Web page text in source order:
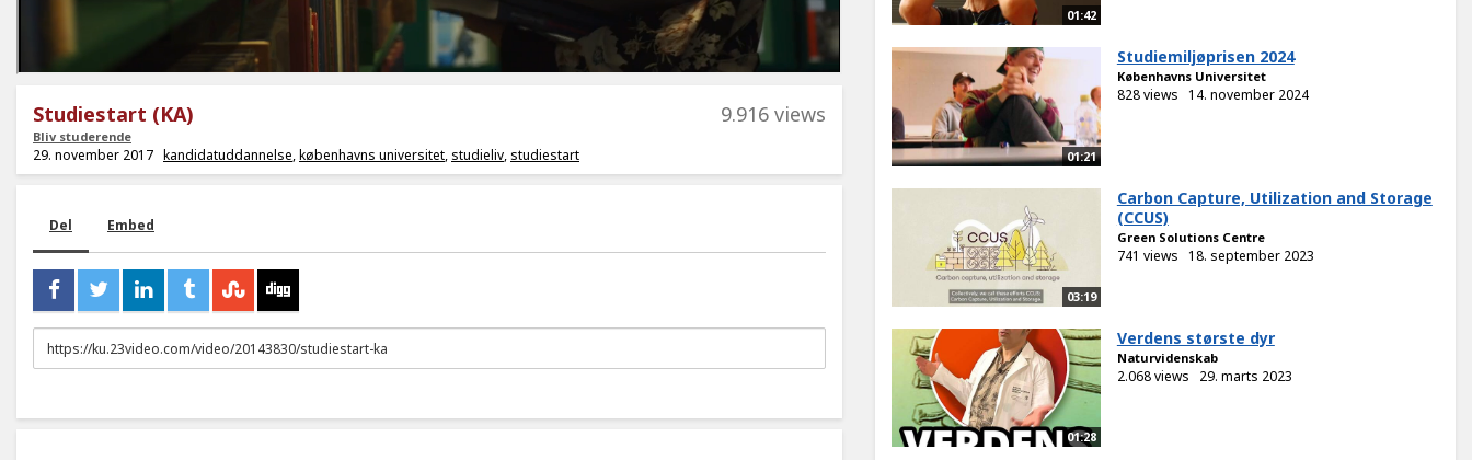
Studiestart (KA)
Bliv studerende
9.916 views
29. november 2017 kandidatuddannelse,københavns universitet, studieliv, studiestart
Del Embed
URL
to
01:42
01:21
Studiemiljøprisen 2024
Københavns Universitet
828 views 14. november 2024
03:19
Carbon Capture, Utilization and Storage
(CCUS)
Green Solutions Centre
741 views 18. september 2023
01:28
Verdens største dyr
Naturvidenskab
2.068 views 29. marts 2023